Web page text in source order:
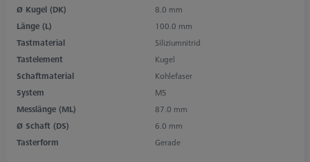
Ø Kugel (DK)
8.0 mm
Länge (L)
100.0 mm
Tastmaterial
Siliziumnitrid
Tastelement
Kugel
Schaftmaterial
Kohlefaser
System
M5
Messlänge (ML)
87.0 mm
Ø Schaft (DS)
6.0 mm
Tasterform
Gerade